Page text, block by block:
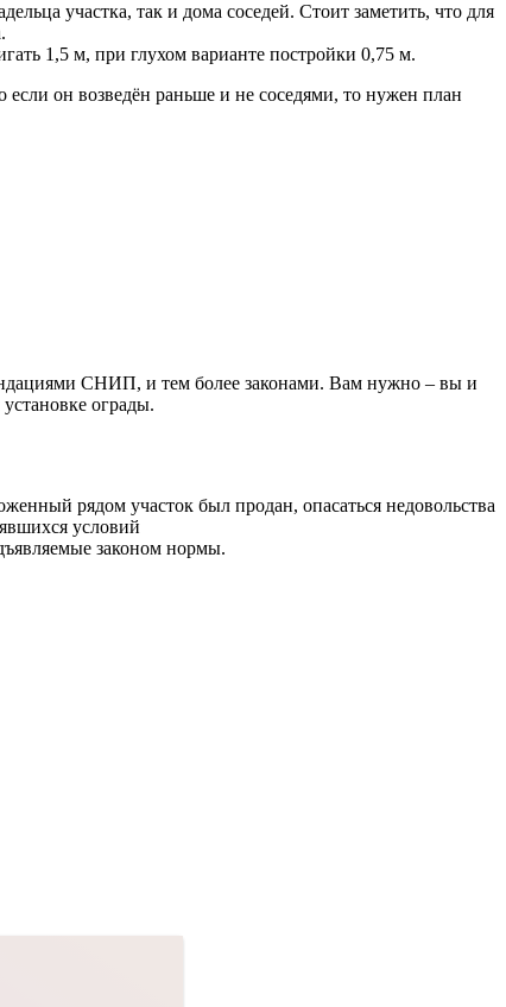
участка, так и дома соседей. Стоит заметить, что для
1,5 м, при глухом варианте постройки 0,75 м.
он возведён раньше и не соседями, то нужен план
СНИП, и тем более законами. Вам нужно – вы и
ограды.
рядом участок был продан, опасаться недовольства
условий
законом нормы.